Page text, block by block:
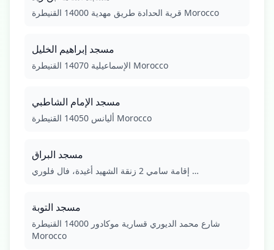
قرية الحدادة طريق مهدية 14000 القنيطرة Morocco
مسجد إبراهيم الخليل
الإسماعيلية 14070 القنيطرة Morocco
مسجد الإمام الشاطبي
أليانس 14050 القنيطرة Morocco
مسجد البراق
إقامة سامي 2 زنقة الشهيد أغيدة، فال فلوري …
مسجد التوبة
شارع محمد الديوري قسارية موكادور 14000 القنيطرة
Morocco